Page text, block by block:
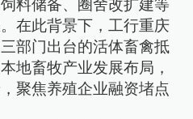
料储备、圈舍改扩建等
在此背景下，工行重庆
部门出台的活体畜禽抵
地畜牧产业发展布局，
聚焦养殖企业融资堵点